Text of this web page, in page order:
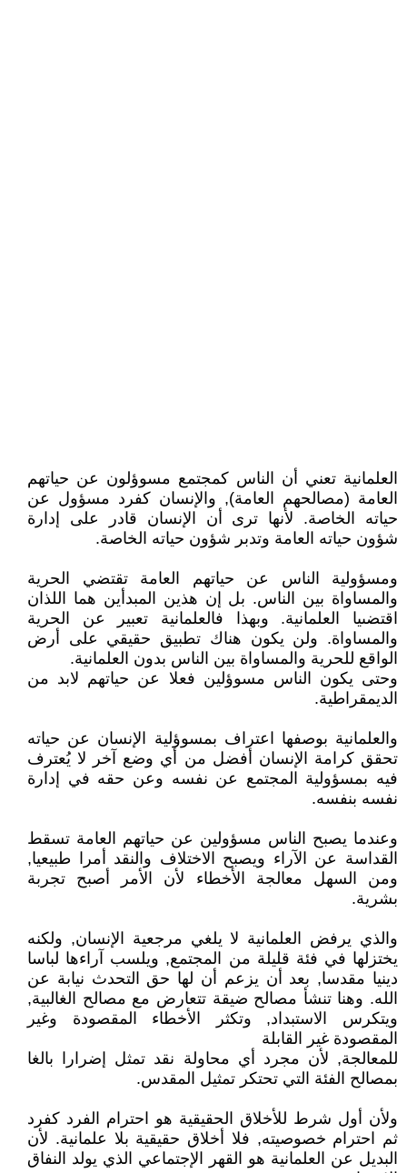
العلمانية تعني أن الناس كمجتمع مسوؤلون عن حياتهم
العامة (مصالحهم العامة), والإنسان كفرد مسؤول عن
حياته الخاصة. لأنها ترى أن الإنسان قادر على إدارة
شؤون حياته العامة وتدبر شؤون حياته الخاصة.
ومسؤولية الناس عن حياتهم العامة تقتضي الحرية
والمساواة بين الناس. بل إن هذين المبدأين هما اللذان
اقتضىيا العلمانية. وبهذا فالعلمانية تعبير عن الحرية
والمساواة. ولن يكون هناك تطبيق حقيقي على أرض
الواقع للحرية والمساواة بين الناس بدون العلمانية.
وحتى يكون الناس مسوؤلين فعلا عن حياتهم لابد من
الديمقراطية.
والعلمانية بوصفها اعتراف بمسوؤلية الإنسان عن حياته
تحقق كرامة الإنسان أفضل من أي وضع آخر لا يُعترف
فيه بمسؤولية المجتمع عن نفسه وعن حقه في إدارة
نفسه بنفسه.
وعندما يصبح الناس مسؤولين عن حياتهم العامة تسقط
القداسة عن الآراء ويصبح الاختلاف والنقد أمرا طبيعيا,
ومن السهل معالجة الأخطاء لأن الأمر أصبح تجربة
بشرية.
والذي يرفض العلمانية لا يلغي مرجعية الإنسان, ولكنه
يختزلها في فئة قليلة من المجتمع, ويلسب آراءها لباسا
دينيا مقدسا, بعد أن يزعم أن لها حق التحدث نيابة عن
الله. وهنا تنشأ مصالح ضيقة تتعارض مع مصالح الغالبية,
ويتكرس الاستبداد, وتكثر الأخطاء المقصودة وغير
المقصودة غير القابلة
للمعالجة, لأن مجرد أي محاولة نقد تمثل إضرارا بالغا
بمصالح الفئة التي تحتكر تمثيل المقدس.
ولأن أول شرط للأخلاق الحقيقية هو احترام الفرد كفرد
ثم احترام خصوصيته, فلا أخلاق حقيقية بلا علمانية. لأن
البديل عن العلمانية هو القهر الإجتماعي الذي يولد النفاق